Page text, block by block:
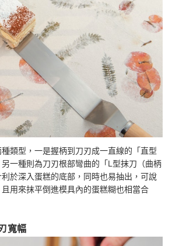
類型，一是握柄到刀刃成一直線的「直型
一種則為刀刃根部彎曲的「L型抹刀（曲柄
於深入蛋糕的底部，同時也易抽出，可說
用來抹平倒進模具內的蛋糕糊也相當合
寬幅